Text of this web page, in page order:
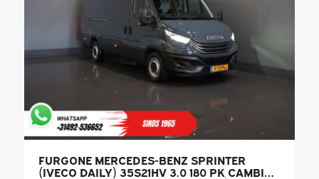
FURGONE MERCEDES-BENZ SPRINTER
(IVECO DAILY) 35S21HV 3.0 180 PK CAMBIO